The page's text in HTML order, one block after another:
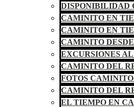
DISPONIBILIDAD
CAMINITO EN
CAMINITO EN
CAMINITO
EXCURSIONES
CAMINITO DEL
FOTOS
CAMINITO DEL
EL TIEMPO EN